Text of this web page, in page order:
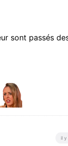
sont passés
il y